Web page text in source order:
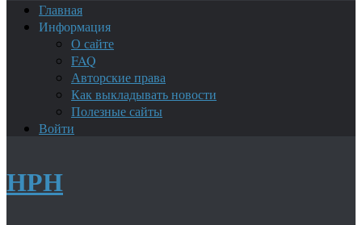
Главная
Информация
О сайте
FAQ
Авторские права
Как выкладывать новости
Полезные сайты
Войти
НРН